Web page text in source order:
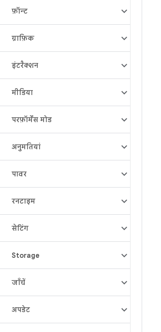
फ़ॉन्ट
ग्राफ़िक
इंटरैक्शन
मीडिया
परफ़ॉर्मेंस मोड
अनुमतियां
पावर
रनटाइम
सेटिंग
Storage
जाँचें
अपडेट